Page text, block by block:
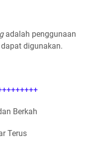
adalah penggunaan
digunakan.
Berkah
Terus